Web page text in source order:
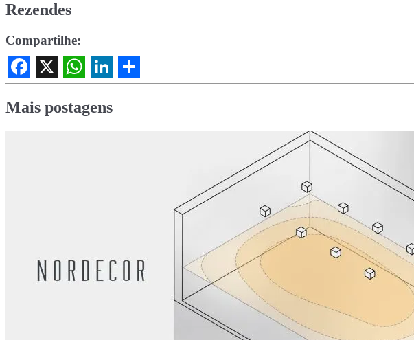
Rezendes
Compartilhe:
Facebook
X WhatsApp
LinkedIn
Share
Mais postagens